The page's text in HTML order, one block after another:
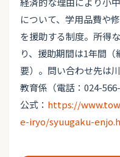
について、学用品費や
を援助する制度。所得
り、援助期間は1年間
要）。問い合わせ先は
教育係（電話：024-566-
公式： https://
e-iryo/syuugaku-